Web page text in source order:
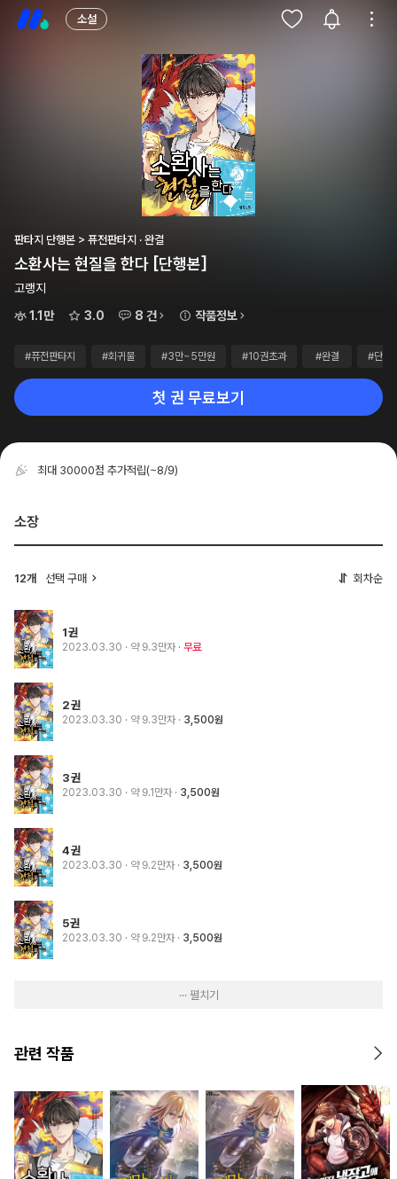
소설
판타지 단행본 > 퓨전판타지 · 완결
소환사는 현질을 한다 [단행본]
고랭지
1.1만
3.0 8 건 작품정보
#퓨전판타지 #회귀물 #3만~5만원 #10권초과 #완결 #단행
첫 권 무료보기
최대 30000점 추가적립(~8/9)
소장
12개 선택 구매 회차순
1권
2023.03.30 · 약 9.3만자 무료
2권
2023.03.30 · 약 9.3만자 3,500원
3권
2023.03.30 · 약 9.1만자 3,500원
4권
2023.03.30 · 약 9.2만자 3,500원
5권
2023.03.30 · 약 9.2만자 3,500원
··· 펼치기
관련 작품